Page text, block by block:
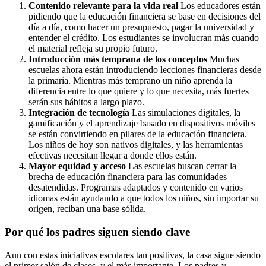
Contenido relevante para la vida real Los educadores están
pidiendo que la educación financiera se base en decisiones del
día a día, como hacer un presupuesto, pagar la universidad y
entender el crédito. Los estudiantes se involucran más cuando
el material refleja su propio futuro.
Introducción más temprana de los conceptos Muchas
escuelas ahora están introduciendo lecciones financieras desde
la primaria. Mientras más temprano un niño aprenda la
diferencia entre lo que quiere y lo que necesita, más fuertes
serán sus hábitos a largo plazo.
Integración de tecnología Las simulaciones digitales, la
gamificación y el aprendizaje basado en dispositivos móviles
se están convirtiendo en pilares de la educación financiera.
Los niños de hoy son nativos digitales, y las herramientas
efectivas necesitan llegar a donde ellos están.
Mayor equidad y acceso Las escuelas buscan cerrar la
brecha de educación financiera para las comunidades
desatendidas. Programas adaptados y contenido en varios
idiomas están ayudando a que todos los niños, sin importar su
origen, reciban una base sólida.
Por qué los padres siguen siendo clave
Aun con estas iniciativas escolares tan positivas, la casa sigue siendo